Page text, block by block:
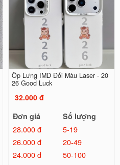
Ốp Lưng IMD Đổi Màu Laser - 20
26 Good Luck
32.000 đ
Đơn giá
Số lượng
28.000 đ
5-19
26.000 đ
20-49
24.000 đ
50-100